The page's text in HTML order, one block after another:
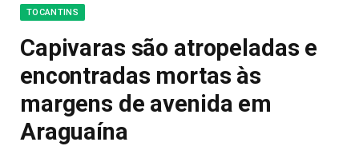
TOCANTINS
Capivaras são atropeladas e
encontradas mortas às
margens de avenida em
Araguaína